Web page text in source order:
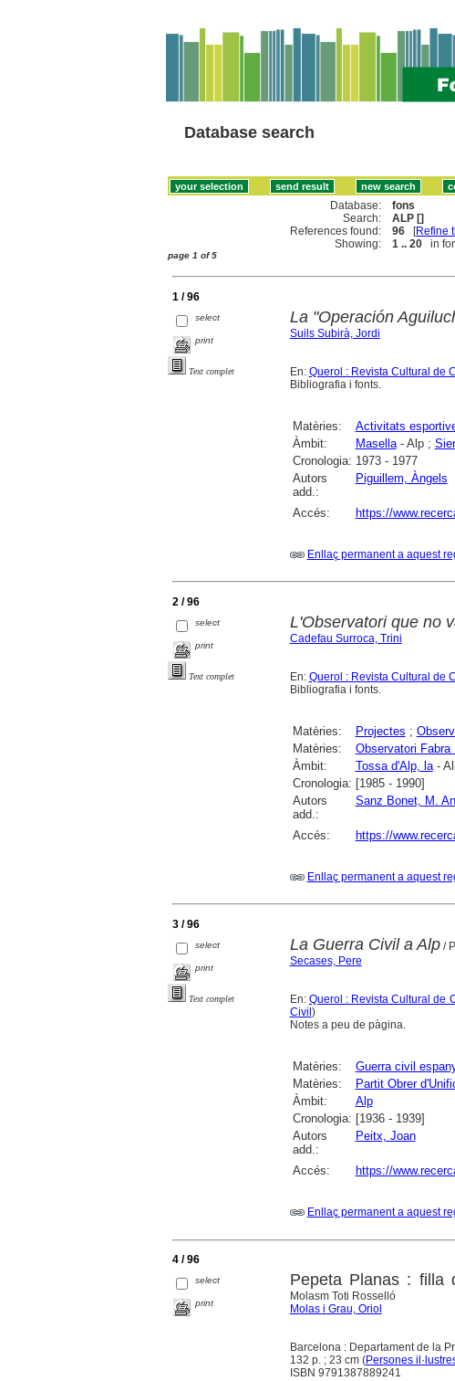
Database search
Database:
fons
Search:
ALP []
References found:
96 [Refine
Showing:
1 .. 20 in
page 1 of 5
1 / 96
select
print
Text complet
La "Operación
Suils Subirà, Jordi
En: Querol : Revista Cultural de
Bibliografia i fonts.
Matèries: Activitats
Àmbit:
Masella- Alp ;
Cronologia: 1973 - 1977
Autors
add.:
Piguillem, Àngels
Accés: https://
Enllaç permanent a aquest
2 / 96
select
print
Text complet
L'Observatori que no
Cadefau Surroca, Trini
En: Querol : Revista Cultural de
Bibliografia i fonts.
Matèries: Projectes ;
Matèries:
Observatori Fabra II
Àmbit:
Tossa d'Alp, la-
Cronologia: [1985 - 1990]
Autors
add.:
Sanz Bonet, M.
Accés: https://
Enllaç permanent a aquest
3 / 96
select
print
Text complet
La Guerra Civil a Alp/
Secases, Pere
En: Querol : Revista Cultural de
Civil )
Notes a peu de pàgina.
Matèries: Guerra civil
Matèries:
Partit Obrer
Àmbit:
Alp
Cronologia: [1936 - 1939]
Autors
add.:
Peitx, Joan
Accés: https://
Enllaç permanent a aquest
4 / 96
select
print
Pepeta Planas : filla
Molasm Toti Rosselló
Molas i Grau, Oriol
Barcelona : Departament de la
132 p. ; 23 cm (Persones
ISBN 9791387889241